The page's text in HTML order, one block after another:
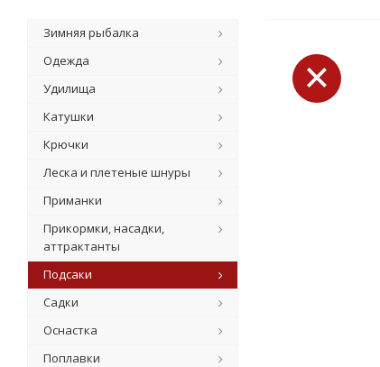
Зимняя рыбалка
Одежда
Удилища
Катушки
Крючки
Леска и плетеные шнуры
Приманки
Прикормки, насадки,
аттрактанты
Подсаки
Садки
Оснастка
Поплавки